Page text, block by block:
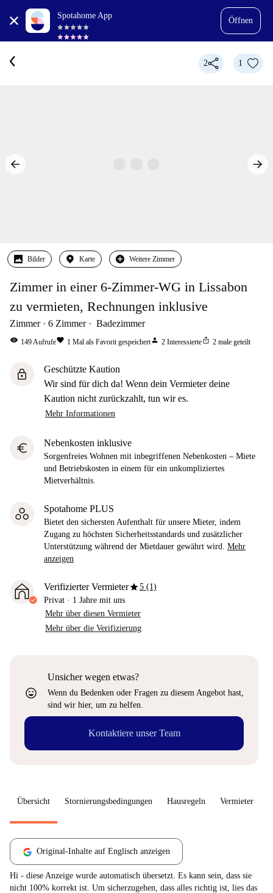
Spotahome App
Öffnen
2 1
Bilder Karte Weitere Zimmer
Zimmer in einer 6-Zimmer-WG in Lissabon
zu vermieten, Rechnungen inklusive
Zimmer 6 Zimmer Badezimmer
visibility 149Aufrufefavorite 1 Mal als Favorit gespeichertperson 2 Interessierteios_share 2 male geteilt
lock
Geschützte Kaution
Wir sind für dich da! Wenn dein Vermieter deine
Kaution nicht zurückzahlt, tun wir es.
Mehr Informationen
euro Nebenkosten inklusive
Sorgenfreies Wohnen mit inbegriffenen Nebenkosten – Miete
und Betriebskosten in einem für ein unkompliziertes
Mietverhältnis.
Spotahome PLUS
Bietet den sichersten Aufenthalt für unsere Mieter, indem
Zugang zu höchsten Sicherheitsstandards und zusätzlicher
Unterstützung während der Mietdauer gewährt wird. Mehr
anzeigen
Verifizierter Vermieterstar5 (1)
Privat · 1 Jahre mit uns
Mehr über diesen Vermieter
Mehr über die Verifizierung
sentiment_very_satisfied
Unsicher wegen etwas?
Wenn du Bedenken oder Fragen zu diesem Angebot hast,
sind wir hier, um zu helfen.
Kontaktiere unser Team
Übersicht Stornierungsbedingungen Hausregeln Vermieter
Original-Inhalte auf Englisch anzeigen
Hi - diese Anzeige wurde automatisch übersetzt. Es kann sein, dass sie
nicht 100% korrekt ist. Um sicherzugehen, dass alles richtig ist, lies das